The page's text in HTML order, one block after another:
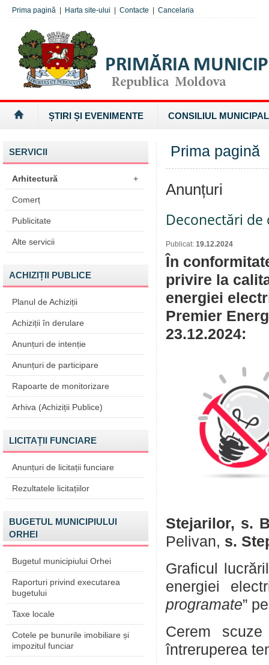
Prima pagină Harta site-ului Contacte Cancelaria
ȘTIRI ȘI EVENIMENTE CONSILIUL MUNICIPAL
SERVICII
Arhitectură +
Comerț
Publicitate
Alte servicii
ACHIZIȚII PUBLICE
Planul de Achiziții
Achiziții în derulare
Anunțuri de intenție
Anunțuri de participare
Rapoarte de monitorizare
Arhiva (Achiziții Publice)
LICITAȚII FUNCIARE
Anunțuri de licitații funciare
Rezultatele licitațiilor
BUGETUL MUNICIPIULUI
ORHEI
Bugetul municipiului Orhei
Raporturi privind executarea
bugetului
Taxe locale
Cotele pe bunurile imobiliare și
impozitul funciar
Prima pagină
Anunțuri
Deconectări
Publicat: 19.12.2024
În
privire la
energiei
Premier
23.12.2024:
Stejarilor, s.
Pelivan, s.
Graficul
energiei
programate”
Cerem
întreruperea